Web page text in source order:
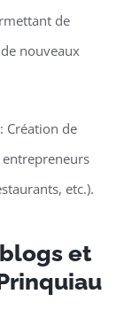
de
nouveaux
Création de
etc.).
et